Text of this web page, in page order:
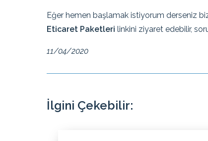
Eğer hemen başlamak istiyorum derseniz
Eticaret Paketleri linkini ziyaret edebilir,
11/04/2020
İlgini Çekebilir: